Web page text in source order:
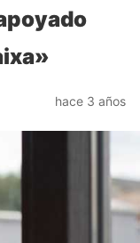
hace 3 años